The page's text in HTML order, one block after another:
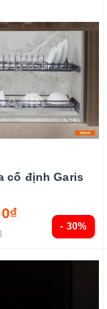
- 30%
cố định Garis